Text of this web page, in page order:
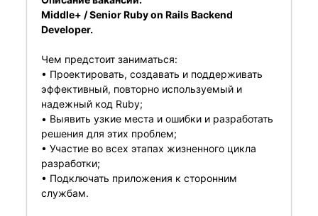
Middle+ / Senior Ruby on Rails Backend
Developer.
Чем предстоит заниматься:
• Проектировать, создавать и поддерживать
эффективный, повторно используемый и
надежный код Ruby;
• Выявить узкие места и ошибки и разработать
решения для этих проблем;
• Участие во всех этапах жизненного цикла
разработки;
• Подключать приложения к сторонним
службам.